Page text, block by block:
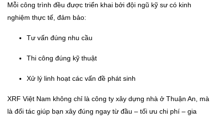
Mỗi công trình đều được triển khai bởi đội ngũ kỹ sư có kinh
nghiệm thực tế, đảm bảo:
Tư vấn đúng nhu cầu
Thi công đúng kỹ thuật
Xử lý linh hoạt các vấn đề phát sinh
XRF Việt Nam không chỉ là công ty xây dựng nhà ở Thuận An, mà
là đối tác giúp bạn xây đúng ngay từ đầu – tối ưu chi phí – gia